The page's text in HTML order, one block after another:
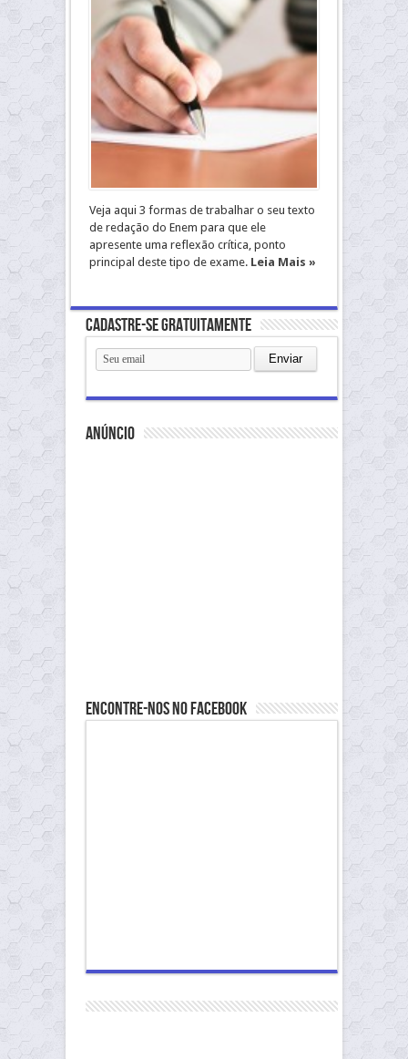
Veja aqui 3 formas de trabalhar o seu texto
de redação do Enem para que ele
apresente uma reflexão crítica, ponto
principal deste tipo de exame. Leia Mais »
Cadastre-se gratuitamente
anúncio
Encontre-nos no Facebook